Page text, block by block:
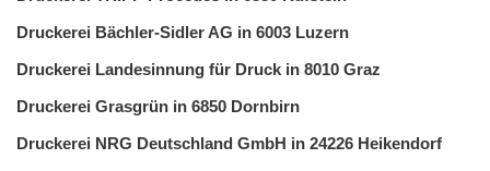
Druckerei Bächler-Sidler AG in 6003 Luzern
Druckerei Landesinnung für Druck in 8010 Graz
Druckerei Grasgrün in 6850 Dornbirn
Druckerei NRG Deutschland GmbH in 24226 Heikendorf